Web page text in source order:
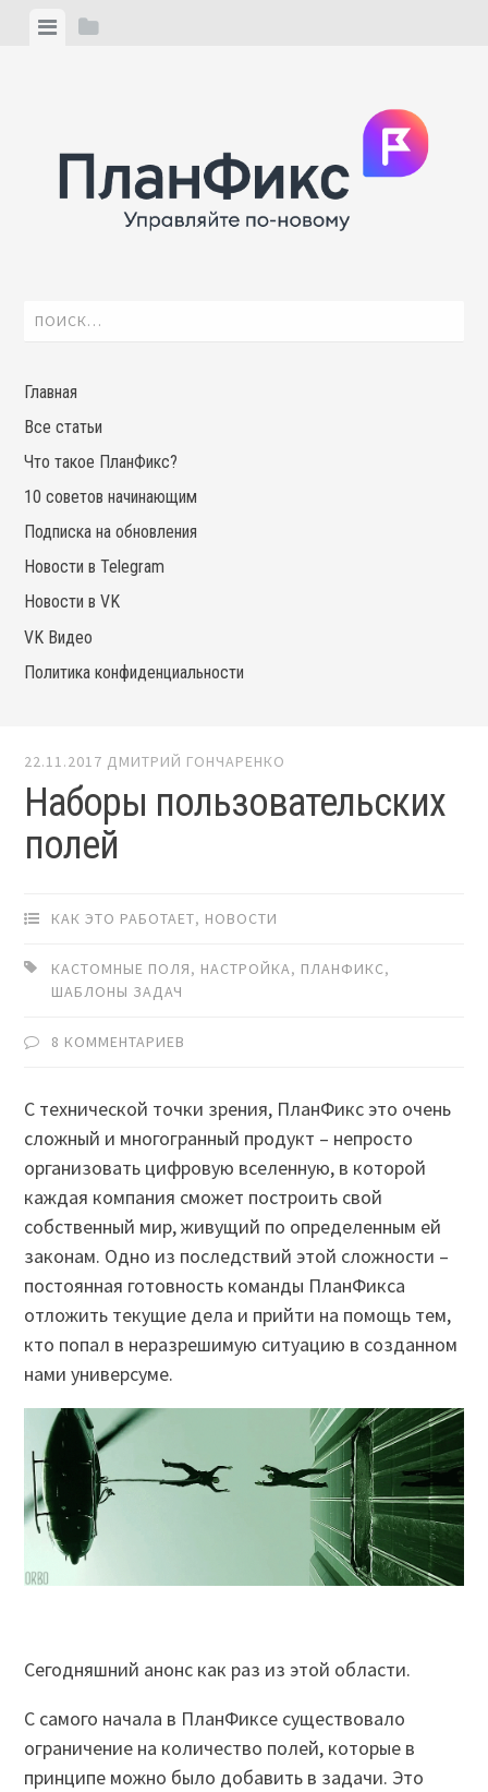
ViewView
Найти:
Главная
Все статьи
Что такое ПланФикс?
10 советов начинающим
Подписка на обновления
Новости в Telegram
Новости в VK
VK Видео
Политика конфиденциальности
22.11.2017 ДМИТРИЙ ГОНЧАРЕНКО
Наборы пользовательских
полей
КАК ЭТО РАБОТАЕТ, НОВОСТИ
КАСТОМНЫЕ ПОЛЯ, НАСТРОЙКА, ПЛАНФИКС,
ШАБЛОНЫ ЗАДАЧ
8 КОММЕНТАРИЕВ
С технической точки зрения, ПланФикс это очень
сложный и многогранный продукт – непросто
организовать цифровую вселенную, в которой
каждая компания сможет построить свой
собственный мир, живущий по определенным ей
законам. Одно из последствий этой сложности –
постоянная готовность команды ПланФикса
отложить текущие дела и прийти на помощь тем,
кто попал в неразрешимую ситуацию в созданном
нами универсуме.
Сегодняшний анонс как раз из этой области.
С самого начала в ПланФиксе существовало
ограничение на количество полей, которые в
принципе можно было добавить в задачи. Это